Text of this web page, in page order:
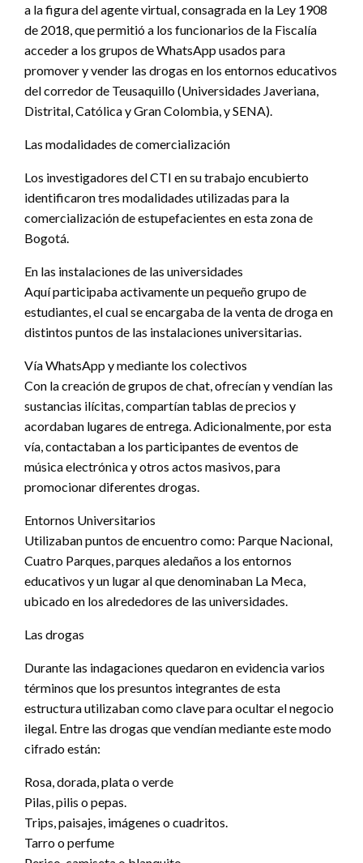
a la figura del agente virtual, consagrada en la Ley 1908
de 2018, que permitió a los funcionarios de la Fiscalía
acceder a los grupos de WhatsApp usados para
promover y vender las drogas en los entornos educativos
del corredor de Teusaquillo (Universidades Javeriana,
Distrital, Católica y Gran Colombia, y SENA).
Las modalidades de comercialización
Los investigadores del CTI en su trabajo encubierto
identificaron tres modalidades utilizadas para la
comercialización de estupefacientes en esta zona de
Bogotá.
En las instalaciones de las universidades
Aquí participaba activamente un pequeño grupo de
estudiantes, el cual se encargaba de la venta de droga en
distintos puntos de las instalaciones universitarias.
Vía WhatsApp y mediante los colectivos
Con la creación de grupos de chat, ofrecían y vendían las
sustancias ilícitas, compartían tablas de precios y
acordaban lugares de entrega. Adicionalmente, por esta
vía, contactaban a los participantes de eventos de
música electrónica y otros actos masivos, para
promocionar diferentes drogas.
Entornos Universitarios
Utilizaban puntos de encuentro como: Parque Nacional,
Cuatro Parques, parques aledaños a los entornos
educativos y un lugar al que denominaban La Meca,
ubicado en los alrededores de las universidades.
Las drogas
Durante las indagaciones quedaron en evidencia varios
términos que los presuntos integrantes de esta
estructura utilizaban como clave para ocultar el negocio
ilegal. Entre las drogas que vendían mediante este modo
cifrado están:
Rosa, dorada, plata o verde
Pilas, pilis o pepas.
Trips, paisajes, imágenes o cuadritos.
Tarro o perfume